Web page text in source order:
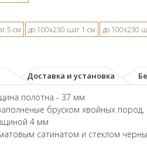
5 см до 100х230 шаг 1 см до 100х230
Доставка и установка
полотна - 37 мм
бруском хвойных
4 мм
сатинатом и стеклом